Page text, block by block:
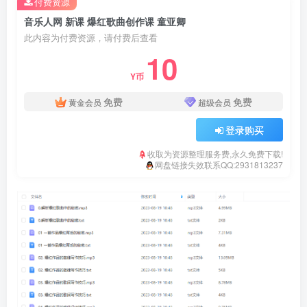
音乐人网 新课 爆红歌曲创作课 童亚卿
此内容为付费资源，请付费后查看
Y币 10
黄金会员 免费 超级会员 免费
登录购买
收取为资源整理服务费,永久免费下载!
网盘链接失效联系QQ:2931813237